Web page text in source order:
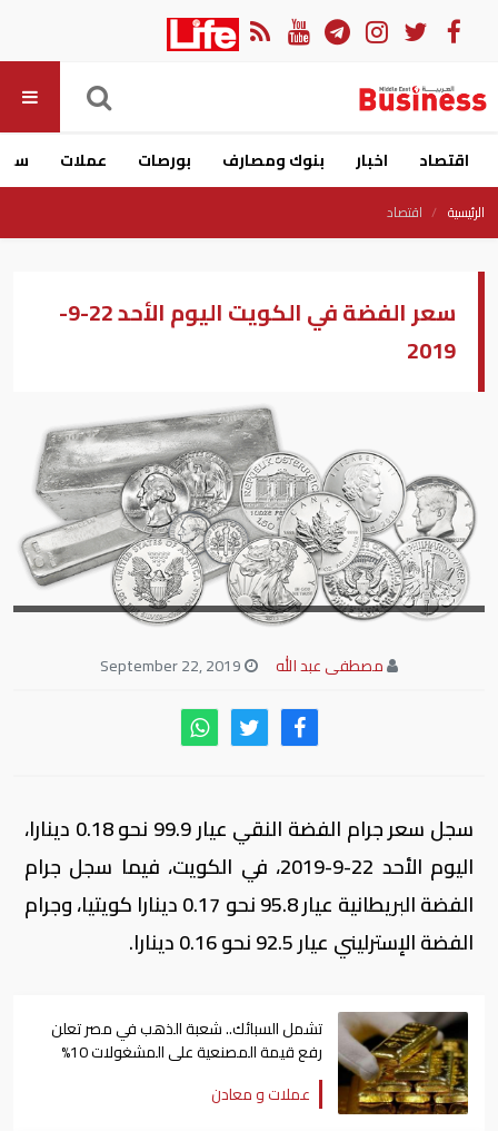
اقتصاد اخبار بنوك ومصارف بورصات عملات
الرئيسية اقتصاد
سعر الفضة في الكويت اليوم الأحد 22-9-
2019
مصطفى عبد الله
سجل سعر جرام الفضة النقي عيار 99.9 نحو 0.18 دينارا،
اليوم الأحد 22-9-2019، في الكويت، فيما سجل جرام
الفضة البريطانية عيار 95.8 نحو 0.17 دينارا كويتيا، وجرام
الفضة الإسترليني عيار 92.5 نحو 0.16 دينارا.
تشمل السبائك.. شعبة الذهب في مصر تعلن
رفع قيمة المصنعية على المشغولات 10%
عملات و معادن